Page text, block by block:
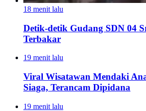
18 menit lalu
Detik-detik Gudang SDN 04
Terbakar
19 menit lalu
Viral Wisatawan Mendaki
Siaga, Terancam Dipidana
19 menit lalu